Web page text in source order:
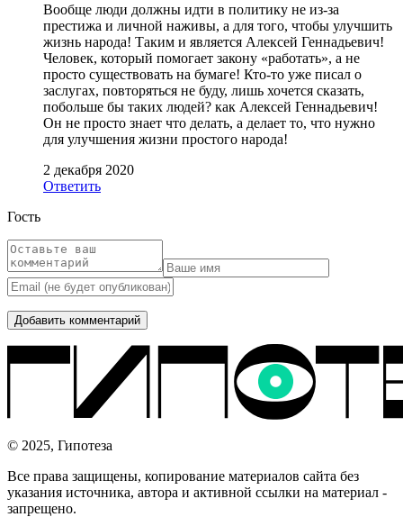
Вообще люди должны идти в политику не из-за
престижа и личной наживы, а для того, чтобы улучшить
жизнь народа! Таким и является Алексей Геннадьевич!
Человек, который помогает закону «работать», а не
просто существовать на бумаге! Кто-то уже писал о
заслугах, повторяться не буду, лишь хочется сказать,
побольше бы таких людей? как Алексей Геннадьевич!
Он не просто знает что делать, а делает то, что нужно
для улучшения жизни простого народа!
2 декабря 2020
Ответить
Гость
© 2025, Гипотеза
Все права защищены, копирование материалов сайта без
указания источника, автора и активной ссылки на материал -
запрещено.